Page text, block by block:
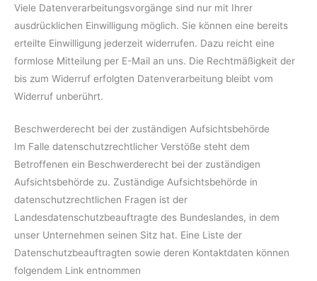
Viele Datenverarbeitungsvorgänge sind nur mit Ihrer
ausdrücklichen Einwilligung möglich. Sie können eine bereits
erteilte Einwilligung jederzeit widerrufen. Dazu reicht eine
formlose Mitteilung per E-Mail an uns. Die Rechtmäßigkeit der
bis zum Widerruf erfolgten Datenverarbeitung bleibt vom
Widerruf unberührt.
Beschwerderecht bei der zuständigen Aufsichtsbehörde
Im Falle datenschutzrechtlicher Verstöße steht dem
Betroffenen ein Beschwerderecht bei der zuständigen
Aufsichtsbehörde zu. Zuständige Aufsichtsbehörde in
datenschutzrechtlichen Fragen ist der
Landesdatenschutzbeauftragte des Bundeslandes, in dem
unser Unternehmen seinen Sitz hat. Eine Liste der
Datenschutzbeauftragten sowie deren Kontaktdaten können
folgendem Link entnommen